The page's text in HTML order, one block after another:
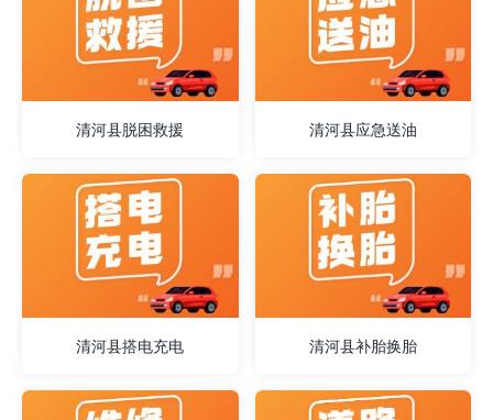
清河县脱困救援 清河县应急送油
清河县搭电充电 清河县补胎换胎